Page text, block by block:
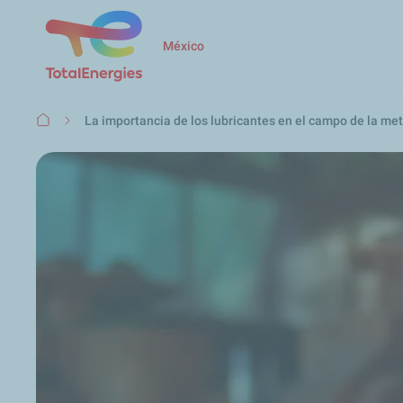
México
Ruta
navegación
La importancia de los lubricantes en el campo de la